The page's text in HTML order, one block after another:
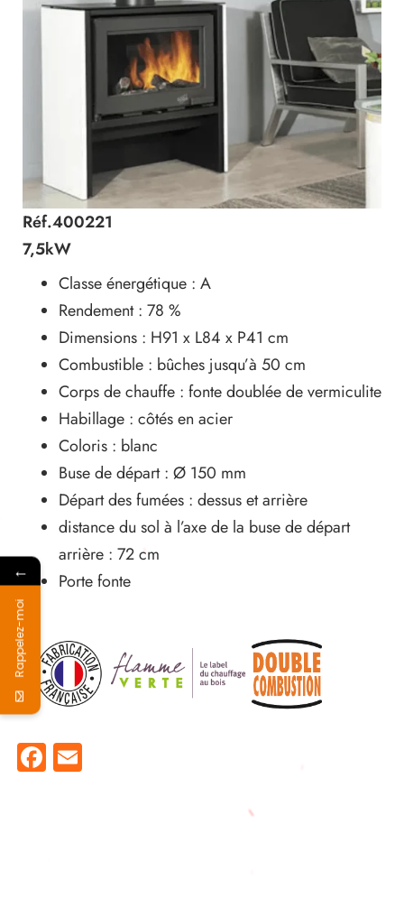
Réf.400221
7,5kW
Classe énergétique : A
Rendement : 78 %
Dimensions : H91 x L84 x P41 cm
Combustible : bûches jusqu’à 50 cm
Corps de chauffe : fonte doublée de vermiculite
Habillage : côtés en acier
Coloris : blanc
Buse de départ : Ø 150 mm
Départ des fumées : dessus et arrière
distance du sol à l’axe de la buse de départ
arrière : 72 cm
Porte fonte
Facebook
←
Rappelez-moi